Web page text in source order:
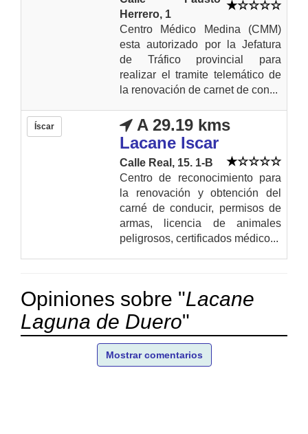
Herrero, 1
Centro Médico Medina (CMM)
esta autorizado por la Jefatura
de Tráfico provincial para
realizar el tramite telemático de
la renovación de carnet de con...
Íscar
A 29.19 kms
Lacane Iscar
Calle Real, 15. 1-B
Centro de reconocimiento para
la renovación y obtención del
carné de conducir, permisos de
armas, licencia de animales
peligrosos, certificados médico...
Opiniones sobre "Lacane
Laguna de Duero"
Mostrar comentarios